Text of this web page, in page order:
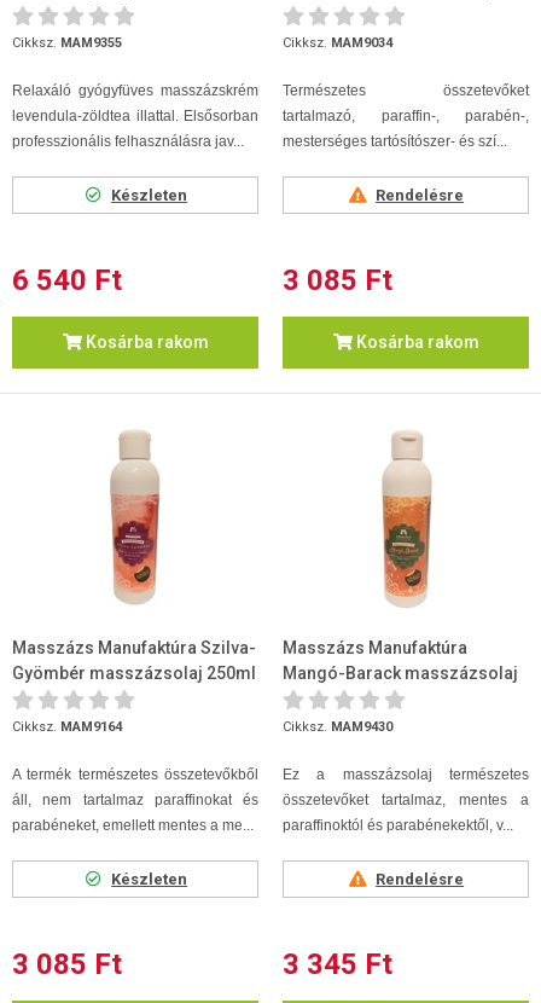
masszázskrém 1000ml
Cikksz. MAM9355
Relaxáló gyógyfüves masszázskrém
levendula-zöldtea illattal. Elsősorban
professzionális felhasználásra jav...
Készleten
6 540 Ft
Kosárba rakom
250ml
Cikksz. MAM9034
Természetes összetevőket
tartalmazó, paraffin-, parabén-,
mesterséges tartósítószer- és szí...
Rendelésre
3 085 Ft
Kosárba rakom
Masszázs Manufaktúra Szilva-
Gyömbér masszázsolaj 250ml
Cikksz. MAM9164
A termék természetes összetevőkből
áll, nem tartalmaz paraffinokat és
parabéneket, emellett mentes a me...
Készleten
3 085 Ft
Masszázs Manufaktúra
Mangó-Barack masszázsolaj
250ml
Cikksz. MAM9430
Ez a masszázsolaj természetes
összetevőket tartalmaz, mentes a
paraffinoktól és parabénekektől, v...
Rendelésre
3 345 Ft